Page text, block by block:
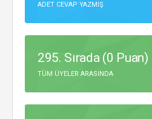
ADET CEVAP YAZMIŞ
295. Sırada (0 Puan)
TÜM ÜYELER ARASINDA